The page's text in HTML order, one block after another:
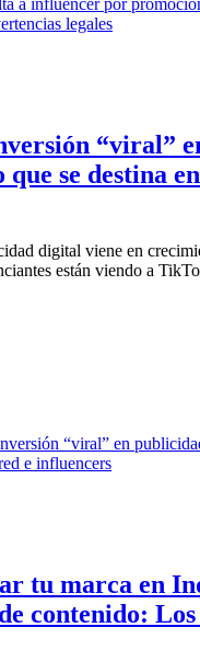
“viral”
se destina
digital viene en
están viendo a
tu marca en
contenido: Los